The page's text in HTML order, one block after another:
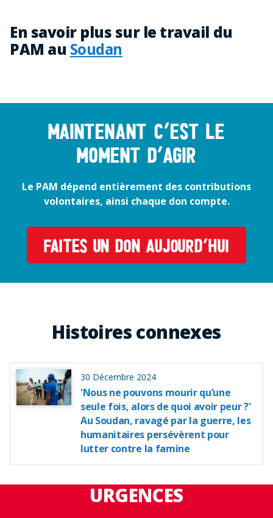
En savoir plus sur le travail du
PAM au Soudan
Maintenant c’est le
moment d’agir
Le PAM dépend entièrement des contributions
volontaires, ainsi chaque don compte.
FAITES UN DON AUJOURD’HUI
Histoires connexes
30 Décembre 2024
'Nous ne pouvons mourir qu’une
seule fois, alors de quoi avoir peur ?'
Au Soudan, ravagé par la guerre, les
humanitaires persévèrent pour
lutter contre la famine
URGENCES